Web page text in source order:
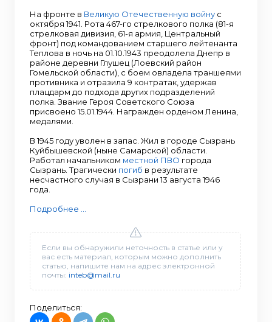
На фронте в Великую Отечественную войну с
октября 1941. Рота 467-го стрелкового полка (81-я
стрелковая дивизия, 61-я армия, Центральный
фронт) под командованием старшего лейтенанта
Теплова в ночь на 01.10.1943 преодолела Днепр в
районе деревни Глушец (Лоевский район
Гомельской области), с боем овладела траншеями
противника и отразила 9 контратак, удержав
плацдарм до подхода других подразделений
полка. Звание Героя Советского Союза
присвоено 15.01.1944. Награжден орденом Ленина,
медалями.
В 1945 году уволен в запас. Жил в городе Сызрань
Куйбышевской (ныне Самарской) области.
Работал начальником местной ПВО города
Сызрань. Трагически погиб в результате
несчастного случая в Сызрани 13 августа 1946
года.
Подробнее ...
Если вы обнаружили неточность в статье или у
вас есть материал, которым можно дополнить
статью, напишите нам на адрес электронной
почты: inteb@mail.ru
Поделиться: